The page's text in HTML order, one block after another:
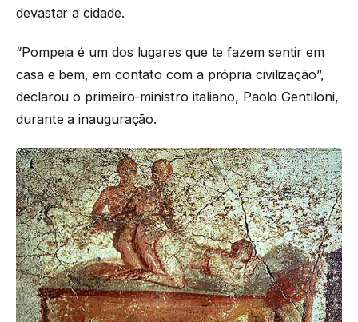
devastar a cidade.
“Pompeia é um dos lugares que te fazem sentir em
casa e bem, em contato com a própria civilização”,
declarou o primeiro-ministro italiano, Paolo Gentiloni,
durante a inauguração.